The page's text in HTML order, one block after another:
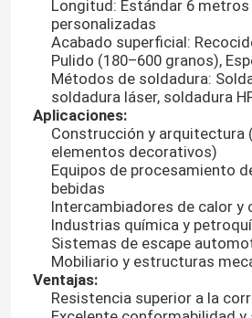
Longitud: Estándar 6
personalizadas
Acabado superficial:
Pulido (180–600 granos),
Métodos de soldadura:
soldadura láser, soldadura
Aplicaciones:
Construcción y arquitectura
elementos decorativos)
Equipos de procesamiento
bebidas
Intercambiadores de calor y
Industrias química y
Sistemas de escape
Mobiliario y estructuras
Ventajas:
Resistencia superior a la